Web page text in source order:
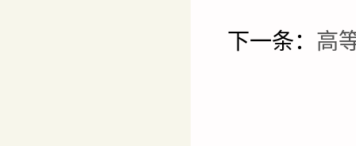
下一条： 高